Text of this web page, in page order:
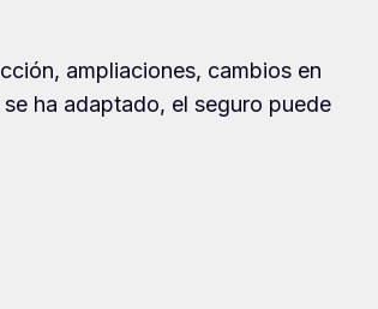
ampliaciones, cambios en
ha adaptado, el seguro puede